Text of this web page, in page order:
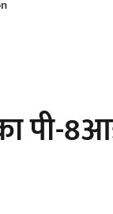
पी-